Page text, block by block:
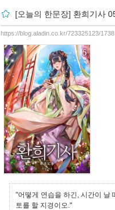
[오늘의 한문장] 환희기사
https://blog.aladin.co.kr/723325123/
"어떻게 연습을 하긴, 시간이 날
토를 할 지경이오."